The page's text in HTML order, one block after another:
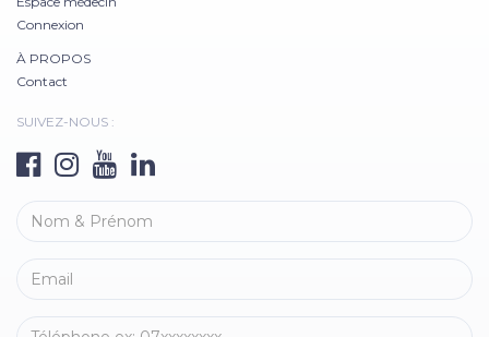
Connexion
À PROPOS
Contact
SUIVEZ-NOUS :